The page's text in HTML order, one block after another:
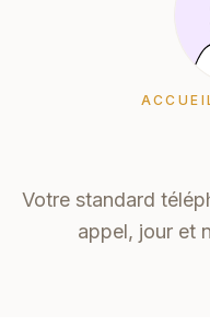
Votre standard
appel, jour et